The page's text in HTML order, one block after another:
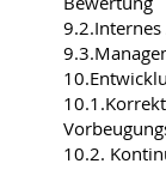
10.2.